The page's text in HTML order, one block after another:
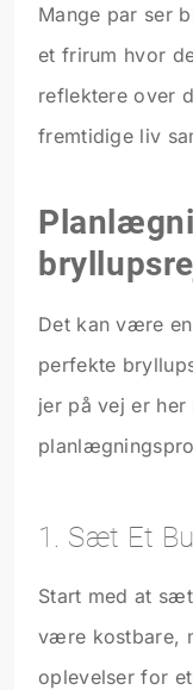
Mange par ser
et frirum hvor
reflektere over
fremtidige liv
Det kan være
perfekte
jer på vej er
1. Sæt Et
Start med at
være kostbare,
oplevelser for